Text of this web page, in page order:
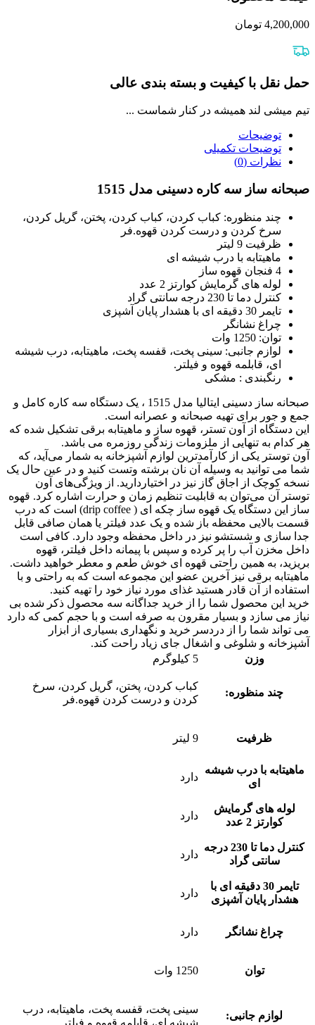
4,200,000 تومان
حمل نقل با کیفیت و بسته بندی عالی
تیم میشی لند همیشه در کنار شماست ...
توضیحات
توضیحات تکمیلی
نظرات (0)
صبحانه ساز سه کاره دسینی مدل 1515
چند منظوره: کباب کردن، کباب کردن، پختن، گریل کردن،
سرخ کردن و درست کردن قهوه.فر
ظرفیت 9 لیتر
ماهیتابه با درب شیشه ای
4 فنجان قهوه ساز
لوله های گرمایش کوارتز 2 عدد
کنترل دما تا 230 درجه سانتی گراد
تایمر 30 دقیقه ای با هشدار پایان آشپزی
چراغ نشانگر
توان: 1250 وات
لوازم جانبی: سینی پخت، قفسه پخت، ماهیتابه، درب شیشه
ای، قابلمه قهوه و فیلتر.
رنگبندی : مشکی
صبحانه ساز دسینی ایتالیا مدل 1515 ، یک دستگاه سه کاره کامل و
جمع و جور برای تهیه صبحانه و عصرانه است.
این دستگاه از آون تستر، قهوه ساز و ماهیتابه برقی تشکیل شده که
هر کدام به تنهایی از ملزومات زندگی روزمره می باشد.
آون توستر یکی از کارآمدترین لوازم آشپزخانه به شمار می‌آید، که
شما می توانید به وسیله آن نان برشته وتست کنید و در عین حال یک
نسخه کوچک از اجاق گاز نیز در اختیاردارید. از ویژگی‌های آون
توستر آن می‌توان به قابلیت تنظیم زمان و حرارت اشاره کرد. قهوه
ساز این دستگاه یک قهوه ساز چکه ای ( drip coffee) است که درب
قسمت بالایی محفظه باز شده و یک عدد فیلتر یا همان صافی قابل
جدا سازی و شستشو نیز در داخل محفظه وجود دارد. کافی است
داخل مخزن آب را پر کرده و سپس با پیمانه داخل فیلتر، قهوه
بریزید، به همین راحتی قهوه ای خوش طعم و معطر خواهید داشت.
ماهیتابه برقی نیز آخرین عضو این مجموعه است که به راحتی و با
استفاده از آن قادر هستید غذای مورد نیاز خود را تهیه کنید.
خرید این محصول شما را از خرید جداگانه سه محصول ذکر شده بی
نیاز می سازد و بسیار مقرون به صرفه است و با حجم کمی که دارد
می تواند شما را از دردسر خرید و نگهداری بسیاری از ابزار
آشپزخانه و شلوغی و اشغال جای زیاد راحت کند.
وزن
5 کیلوگرم
چند منظوره:
کباب کردن، پختن، گریل کردن، سرخ
کردن و درست کردن قهوه.فر
ظرفیت 9 لیتر
ماهیتابه با درب شیشه
ای
دارد
لوله های گرمایش
کوارتز 2 عدد
دارد
کنترل دما تا 230 درجه
سانتی گراد
دارد
تایمر 30 دقیقه ای با
هشدار پایان آشپزی
دارد
چراغ نشانگر دارد
توان 1250 وات
لوازم جانبی:
سینی پخت، قفسه پخت، ماهیتابه، درب
شیشه ای، قابلمه قهوه و فیلتر.